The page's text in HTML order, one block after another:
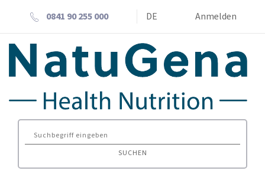
0841 90 255 000 DE Anmelden
SUCHEN